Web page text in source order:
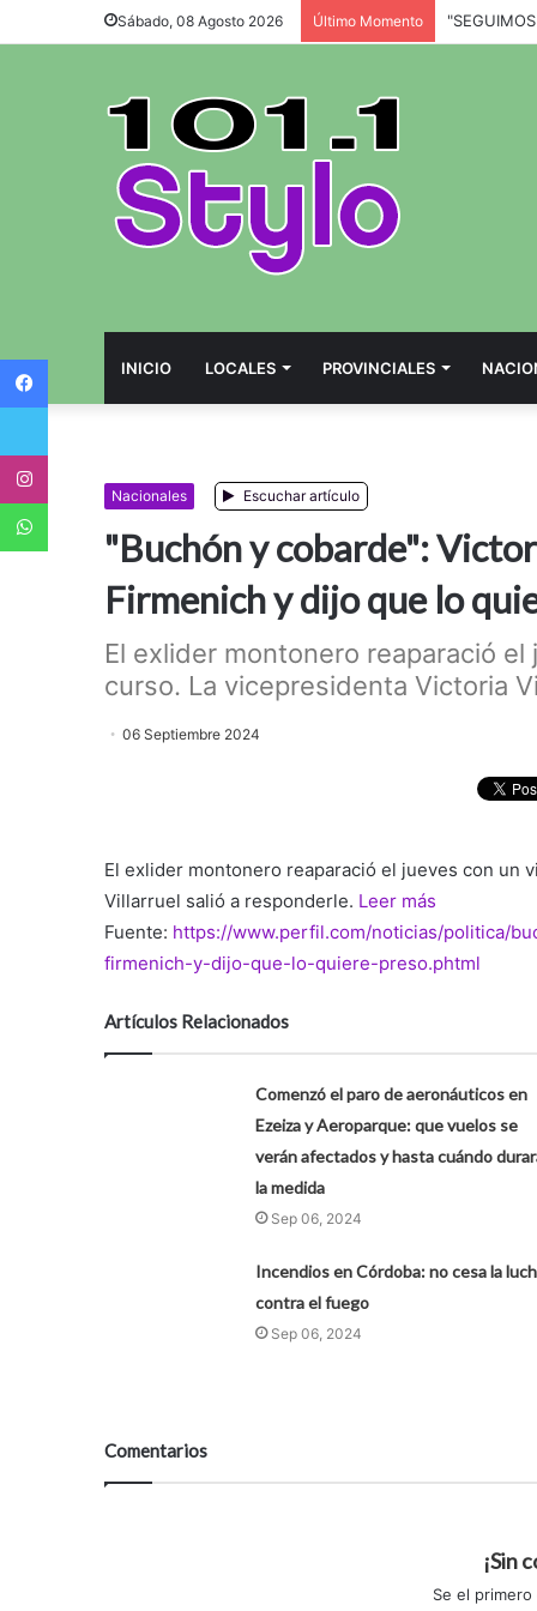
Sábado, 08 Agosto 2026 Último Momento
INICIO LOCALES PROVINCIALES
Nacionales Escuchar artículo
"Buchón y cobarde":
Firmenich y dijo que lo
El exlider montonero reaparació
curso. La vicepresidenta Victoria
06 Septiembre 2024
El exlider montonero reaparació el jueves con un
Villarruel salió a responderle. Leer más
Fuente: https://www.perfil.com/noticias/politica/
firmenich-y-dijo-que-lo-quiere-preso.phtml
Artículos Relacionados
Comenzó el paro de aeronáuticos en
Ezeiza y Aeroparque: que vuelos se
verán afectados y hasta cuándo
la medida
Sep 06, 2024
Incendios en Córdoba: no cesa la
contra el fuego
Sep 06, 2024
Comentarios
¡Sin
Se el
Twitter
WhatsApp